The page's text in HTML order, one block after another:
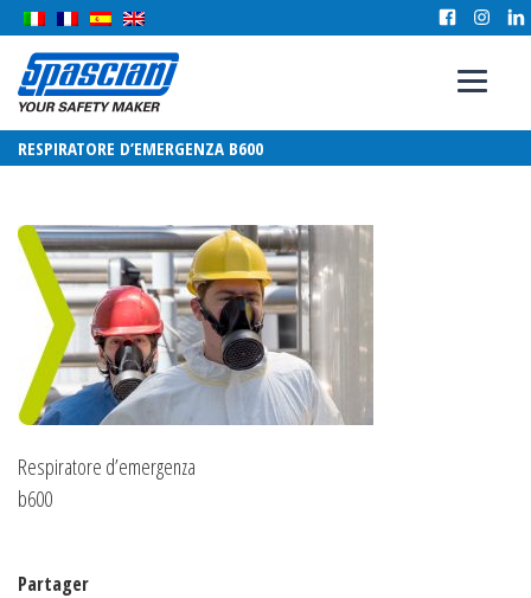
RESPIRATORE D’EMERGENZA B600
Respiratore d’emergenza
b600
Partager